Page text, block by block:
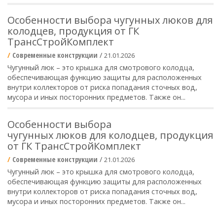
Особенности выбора чугунных люков для
колодцев, продукция от ГК
ТрансСтройКомплект
Современные конструкции / 21.01.2026
Чугунный люк – это крышка для смотрового колодца,
обеспечивающая функцию защиты для расположенных
внутри коллекторов от риска попадания сточных вод,
мусора и иных посторонних предметов. Также он...
Особенности выбора
чугунных люков для колодцев, продукция
от ГК ТрансСтройКомплект
Современные конструкции / 21.01.2026
Чугунный люк – это крышка для смотрового колодца,
обеспечивающая функцию защиты для расположенных
внутри коллекторов от риска попадания сточных вод,
мусора и иных посторонних предметов. Также он...